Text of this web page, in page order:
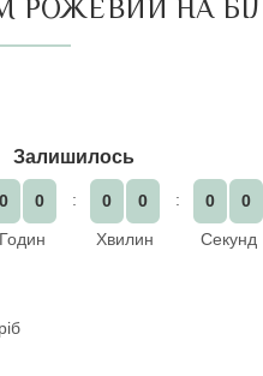
НА
Залишилось
0
0
Годин
0
0
Хвилин
0
0
Секунд